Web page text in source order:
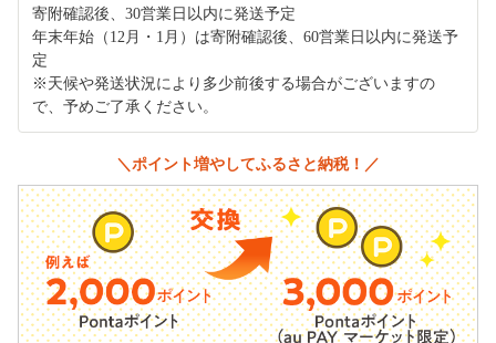
寄附確認後、30営業日以内に発送予定
年末年始（12月・1月）は寄附確認後、60営業日以内に発送予
定
※天候や発送状況により多少前後する場合がございますの
で、予めご了承ください。
＼ポイント増やしてふるさと納税！／